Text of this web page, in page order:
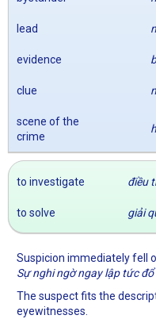
lead
evidence
clue
scene of the
crime
to investigate điều
to solve giải
Suspicion immediately fell
Sự nghi ngờ ngay lập tức
The suspect fits the
eyewitnesses.